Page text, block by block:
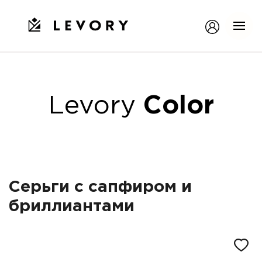
Levory Color
Серьги с сапфиром и
бриллиантами